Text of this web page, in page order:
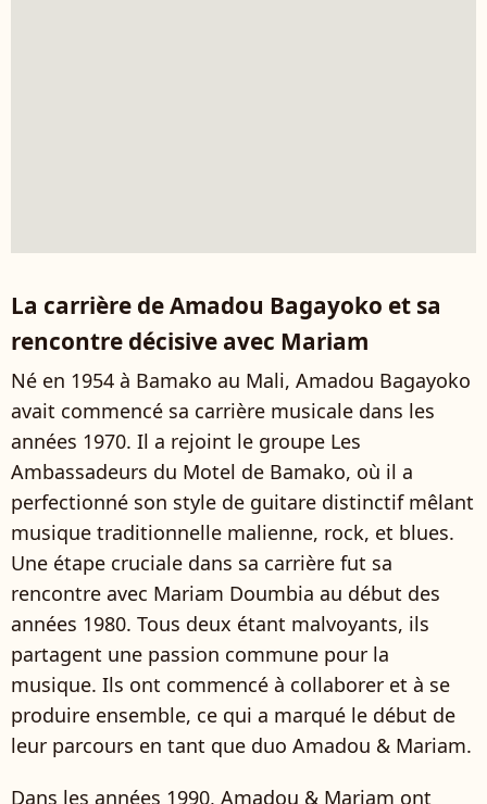
La carrière de Amadou Bagayoko et sa
rencontre décisive avec Mariam
Né en 1954 à Bamako au Mali, Amadou Bagayoko
avait commencé sa carrière musicale dans les
années 1970. Il a rejoint le groupe Les
Ambassadeurs du Motel de Bamako, où il a
perfectionné son style de guitare distinctif mêlant
musique traditionnelle malienne, rock, et blues.
Une étape cruciale dans sa carrière fut sa
rencontre avec Mariam Doumbia au début des
années 1980. Tous deux étant malvoyants, ils
partagent une passion commune pour la
musique. Ils ont commencé à collaborer et à se
produire ensemble, ce qui a marqué le début de
leur parcours en tant que duo Amadou & Mariam.
Dans les années 1990, Amadou & Mariam ont